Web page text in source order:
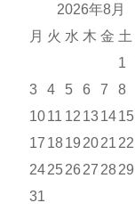
2026年8月
月 火 水 木 金 土
1
3
4 5 6 7 8
1011 12 131415
17 1819 2021 22
242526 27 2829
31